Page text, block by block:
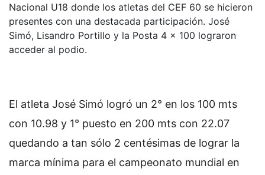
Nacional U18 donde los atletas del CEF 60 se hicieron
presentes con una destacada participación. José
Simó, Lisandro Portillo y la Posta 4 x 100 lograron
acceder al podio.
El atleta José Simó logró un 2° en los 100 mts
con 10.98 y 1° puesto en 200 mts con 22.07
quedando a tan sólo 2 centésimas de lograr la
marca mínima para el campeonato mundial en